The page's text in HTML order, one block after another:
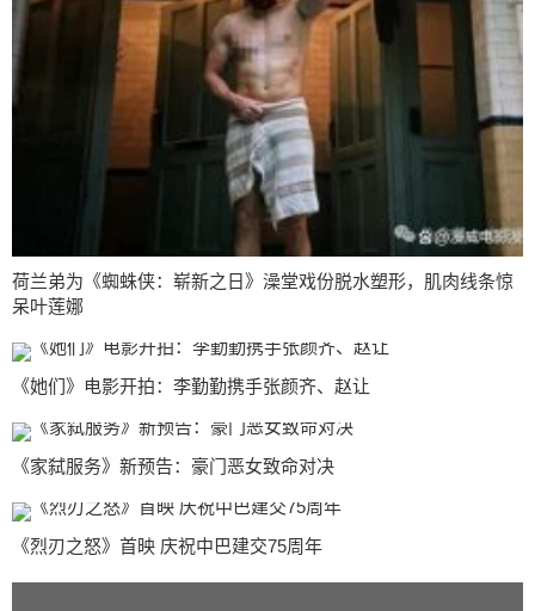
荷兰弟为《蜘蛛侠：崭新之日》澡堂戏份脱水塑形，肌肉线条惊
呆叶莲娜
《她们》电影开拍：李勤勤携手张颜齐、赵让
《家弑服务》新预告：豪门恶女致命对决
《烈刃之怒》首映 庆祝中巴建交75周年